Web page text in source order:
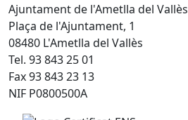
Ajuntament de l'Ametlla del Vallès
Plaça de l'Ajuntament, 1
08480 L'Ametlla del Vallès
Tel. 93 843 25 01
Fax 93 843 23 13
NIF P0800500A